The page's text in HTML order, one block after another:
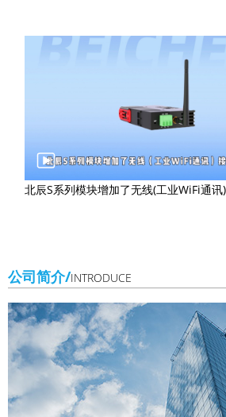
北辰S系列模块增加了无线(工业WiFi通
公司简介/INTRODUCE